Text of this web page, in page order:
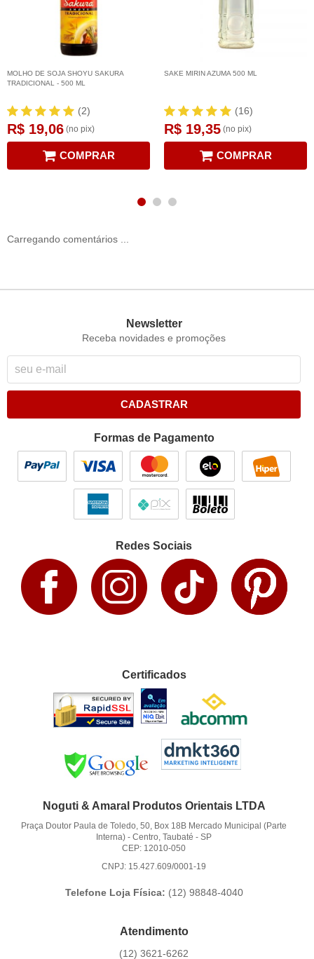
MOLHO DE SOJA SHOYU SAKURA
TRADICIONAL - 500 ML
(2)
R$ 19,06 (no pix)
COMPRAR
SAKE MIRIN AZUMA 500 ML
(16)
R$ 19,35 (no pix)
COMPRAR
Carregando comentários ...
Newsletter
Receba novidades e promoções
CADASTRAR
Formas de Pagamento
Redes Sociais
Certificados
Noguti & Amaral Produtos Orientais LTDA
Praça Doutor Paula de Toledo, 50, Box 18B Mercado Municipal (Parte
Interna) -Centro, Taubaté -SP
CEP: 12010-050
CNPJ: 15.427.609/0001-19
Telefone Loja Física: (12) 98848-4040
Atendimento
(12) 3621-6262